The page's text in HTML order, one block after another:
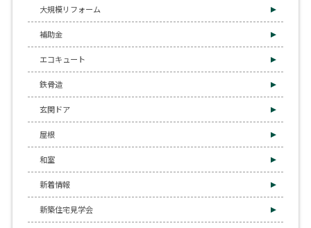
大規模リフォーム
補助金
エコキュート
鉄骨造
玄関ドア
屋根
和室
新着情報
新築住宅見学会